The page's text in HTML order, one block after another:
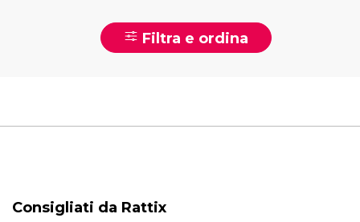
Filtra e ordina
Consigliati da Rattix